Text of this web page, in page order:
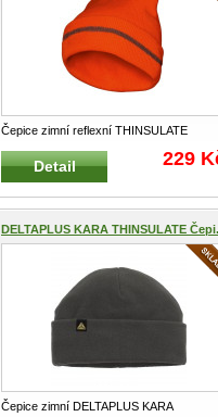
Čepice zimní reflexní THINSULATE
ELYSEE oranžová Zimní teplá čepice p ...
Detail 229
DELTAPLUS KARA THINSULATE
Čepice zimní DELTAPLUS KARA